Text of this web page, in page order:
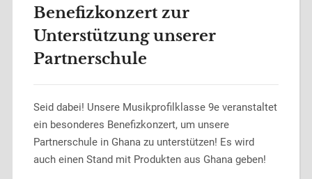
Benefizkonzert zur
Unterstützung unserer
Partnerschule
Seid dabei! Unsere Musikprofilklasse 9e veranstaltet
ein besonderes Benefizkonzert, um unsere
Partnerschule in Ghana zu unterstützen! Es wird
auch einen Stand mit Produkten aus Ghana geben!